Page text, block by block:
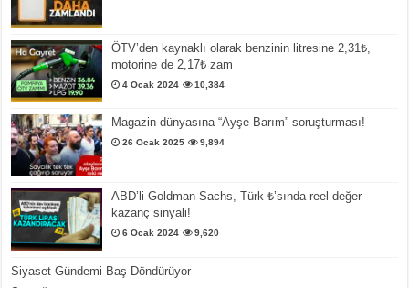
ÖTV’den kaynaklı olarak benzinin litresine 2,31₺,
motorine de 2,17₺ zam
4 Ocak 2024 10,384
Magazin dünyasına “Ayşe Barım” soruşturması!
26 Ocak 2025 9,894
ABD’li Goldman Sachs, Türk ₺’sında reel değer
kazanç sinyali!
6 Ocak 2024 9,620
Siyaset Gündemi Baş Döndürüyor